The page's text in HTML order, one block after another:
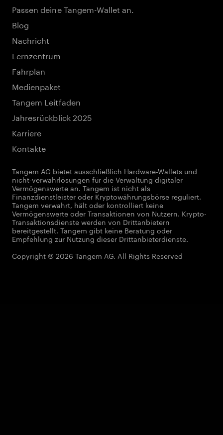
Passen deine Tangem-Wallet an.
Blog
Nachricht
Lernzentrum
Fahrplan
Medienpaket
Tangem Leitfaden
Jahresrückblick 2025
Karriere
Kontakte
Tangem AG bietet ausschließlich Hardware-Wallets und
nicht-verwahrlösungen für die Verwaltung digitaler
Vermögenswerte an. Tangem ist nicht als
Finanzdienstleister oder Kryptowährungsbörse reguliert.
Tangem verwahrt, hält oder kontrolliert keine
Vermögenswerte oder Transaktionen von Nutzern. Krypto-
Transaktionsdienste werden von Drittanbietern
bereitgestellt. Tangem gibt keine Beratung oder
Empfehlung zur Nutzung dieser Drittanbieterdienste.